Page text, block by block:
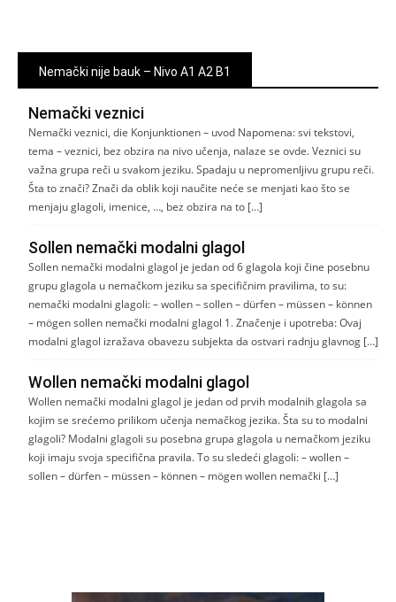
Nemački nije bauk – Nivo A1 A2 B1
Nemački veznici
Nemački veznici, die Konjunktionen – uvod Napomena: svi tekstovi,
tema – veznici, bez obzira na nivo učenja, nalaze se ovde. Veznici su
važna grupa reči u svakom jeziku. Spadaju u nepromenljivu grupu reči.
Šta to znači? Znači da oblik koji naučite neće se menjati kao što se
menjaju glagoli, imenice, …, bez obzira na to […]
Sollen nemački modalni glagol
Sollen nemački modalni glagol je jedan od 6 glagola koji čine posebnu
grupu glagola u nemačkom jeziku sa specifičnim pravilima, to su:
nemački modalni glagoli: – wollen – sollen – dürfen – müssen – können
– mögen sollen nemački modalni glagol 1. Značenje i upotreba: Ovaj
modalni glagol izražava obavezu subjekta da ostvari radnju glavnog […]
Wollen nemački modalni glagol
Wollen nemački modalni glagol je jedan od prvih modalnih glagola sa
kojim se srećemo prilikom učenja nemačkog jezika. Šta su to modalni
glagoli? Modalni glagoli su posebna grupa glagola u nemačkom jeziku
koji imaju svoja specifična pravila. To su sledeći glagoli: – wollen –
sollen – dürfen – müssen – können – mögen wollen nemački […]